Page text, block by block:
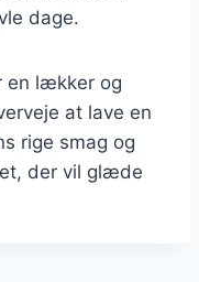
dage.
en lækker og
at lave en
rige smag og
der vil glæde